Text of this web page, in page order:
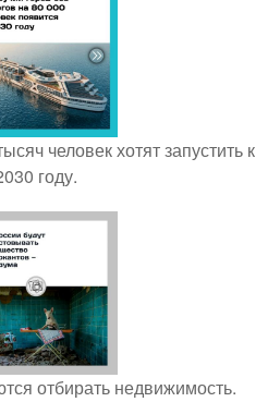
человек хотят запустить к
году.
отбирать недвижимость.